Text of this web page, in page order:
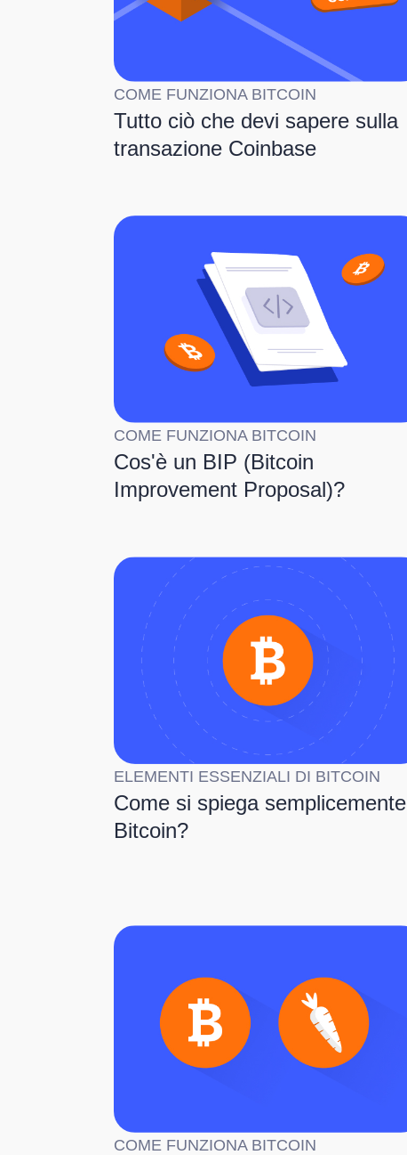
COME FUNZIONA BITCOIN
Tutto ciò che devi sapere sulla
transazione Coinbase
COME FUNZIONA BITCOIN
Cos'è un BIP (Bitcoin
Improvement Proposal)?
ELEMENTI ESSENZIALI DI BITCOIN
Come si spiega semplicemente
Bitcoin?
COME FUNZIONA BITCOIN